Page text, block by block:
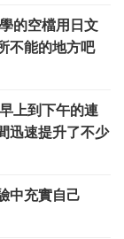
的空檔用日文
不能的地方吧
上到下午的連
迅速提升了不少
中充實自己